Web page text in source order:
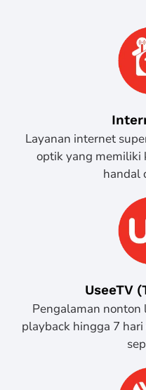
Layanan internet
optik yang memiliki
handal
UseeTV
Pengalaman nonton
playback hingga 7